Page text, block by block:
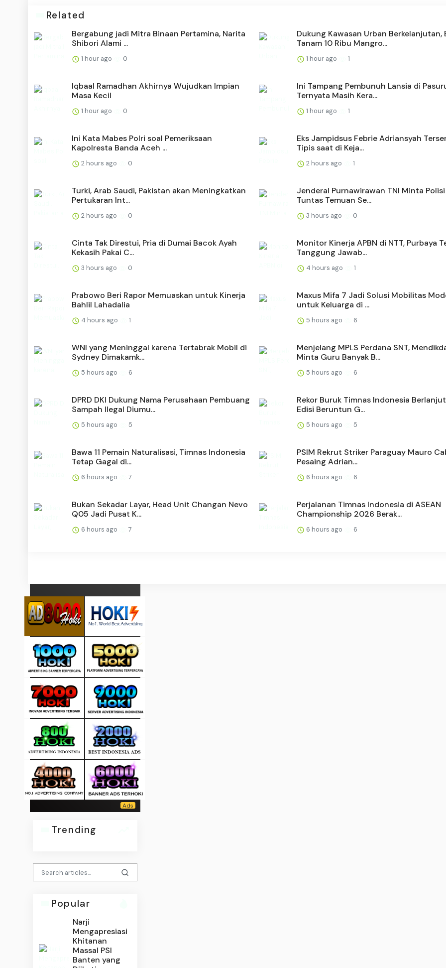
Related
Bergabung jadi Mitra Binaan Pertamina, Narita
Shibori Alami ...
1 hour ago 0
Dukung Kawasan Urban Berkelanjutan,
Tanam 10 Ribu Mangro...
1 hour ago 1
Iqbaal Ramadhan Akhirnya Wujudkan Impian
Masa Kecil
1 hour ago 0
Ini Tampang Pembunuh Lansia di
Ternyata Masih Kera...
1 hour ago 1
Ini Kata Mabes Polri soal Pemeriksaan
Kapolresta Banda Aceh ...
2 hours ago 0
Eks Jampidsus Febrie Adriansyah
Tipis saat di Keja...
2 hours ago 1
Turki, Arab Saudi, Pakistan akan Meningkatkan
Pertukaran Int...
2 hours ago 0
Jenderal Purnawirawan TNI Minta
Tuntas Temuan Se...
3 hours ago 0
Cinta Tak Direstui, Pria di Dumai Bacok Ayah
Kekasih Pakai C...
3 hours ago 0
Monitor Kinerja APBN di NTT, Purbaya
Tanggung Jawab...
4 hours ago 1
Prabowo Beri Rapor Memuaskan untuk Kinerja
Bahlil Lahadalia
4 hours ago 1
Maxus Mifa 7 Jadi Solusi Mobilitas
untuk Keluarga di ...
5 hours ago 6
WNI yang Meninggal karena Tertabrak Mobil di
Sydney Dimakamk...
5 hours ago 6
Menjelang MPLS Perdana SNT,
Minta Guru Banyak B...
5 hours ago 6
DPRD DKI Dukung Nama Perusahaan Pembuang
Sampah Ilegal Diumu...
5 hours ago 5
Rekor Buruk Timnas Indonesia
Edisi Beruntun G...
5 hours ago 5
Bawa 11 Pemain Naturalisasi, Timnas Indonesia
Tetap Gagal di...
6 hours ago 7
PSIM Rekrut Striker Paraguay Mauro
Pesaing Adrian...
6 hours ago 6
Bukan Sekadar Layar, Head Unit Changan Nevo
Q05 Jadi Pusat K...
6 hours ago 7
Perjalanan Timnas Indonesia di ASEAN
Championship 2026 Berak...
6 hours ago 6
Trending
Popular
Narji
Mengapresiasi
Khitanan
Massal PSI
Banten yang